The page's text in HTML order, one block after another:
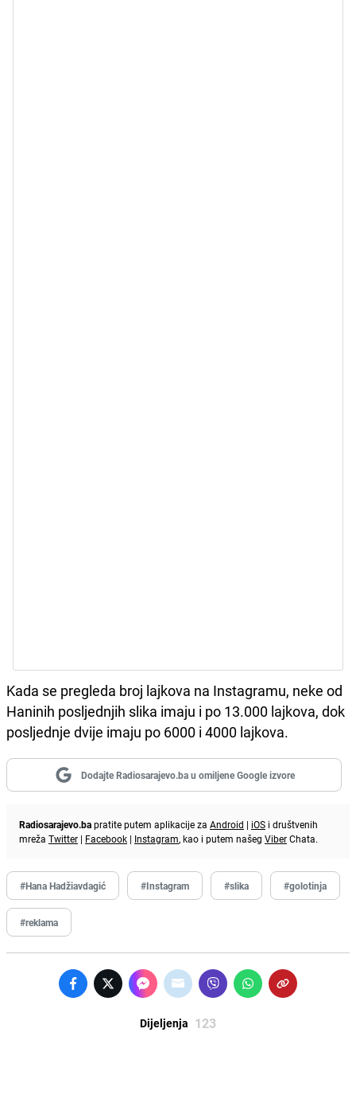
Kada se pregleda broj lajkova na Instagramu, neke od
Haninih posljednjih slika imaju i po 13.000 lajkova, dok
posljednje dvije imaju po 6000 i 4000 lajkova.
Dodajte Radiosarajevo.ba u omiljene Google izvore
Radiosarajevo.bapratite putem aplikacije za Android | iOS i društvenih
mreža Twitter | Facebook | Instagram, kao i putem našeg ViberChata.
#Hana Hadžiavdagić #Instagram #slika #golotinja
#reklama
Dijeljenja 123